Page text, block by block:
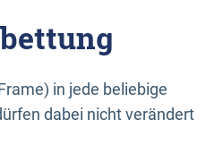
in jede beliebige
dabei nicht verändert